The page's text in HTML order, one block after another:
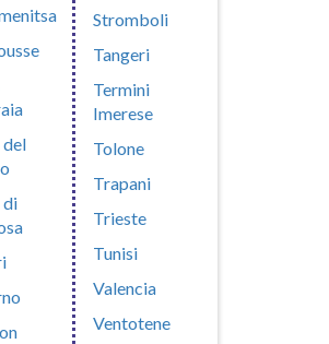
del
di
Stromboli
Tangeri
Termini
Imerese
Tolone
Trapani
Trieste
Tunisi
Valencia
Ventotene